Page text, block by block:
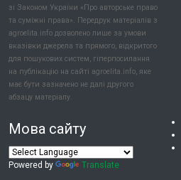
зі Законом України «Про авторське право
та суміжні права». Передрук матеріалів з
agroelita.info дозволено лише за умови
вказівки джерела та прямого, відкритого
для пошукових систем, гіперпосилання
на публікацію на сайті agroelita.info, яке
має бути зазначено не далі другого
абзацу матеріалу.
Мова сайту
Powered by Translate